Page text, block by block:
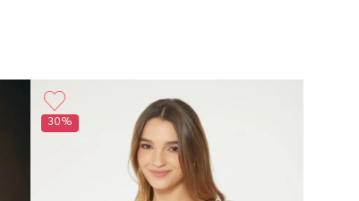
recogida del producto en la dirección
30%